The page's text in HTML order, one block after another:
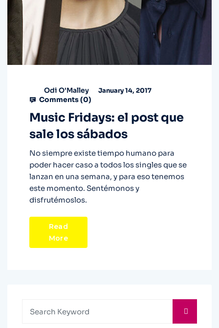
Odi O'Malley January 14, 2017
Comments (0)
Music Fridays: el post que
sale los sábados
No siempre existe tiempo humano para
poder hacer caso a todos los singles que se
lanzan en una semana, y para eso tenemos
este momento. Sentémonos y
disfrutémoslos.
Read
More